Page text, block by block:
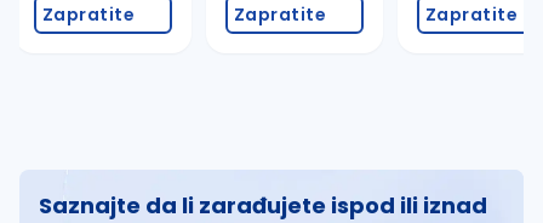
Zapratite Zapratite Zapratite
Saznajte da li zarađujete ispod ili iznad